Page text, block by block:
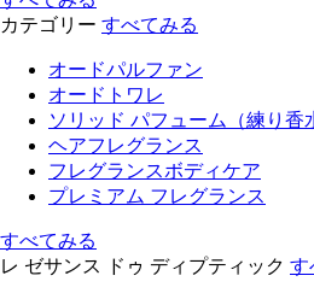
カテゴリー すべてみる
オードパルファン
オードトワレ
ソリッド パフューム（練り香
ヘアフレグランス
フレグランスボディケア
プレミアム フレグランス
すべてみる
レ ゼサンス ドゥ ディプティック す